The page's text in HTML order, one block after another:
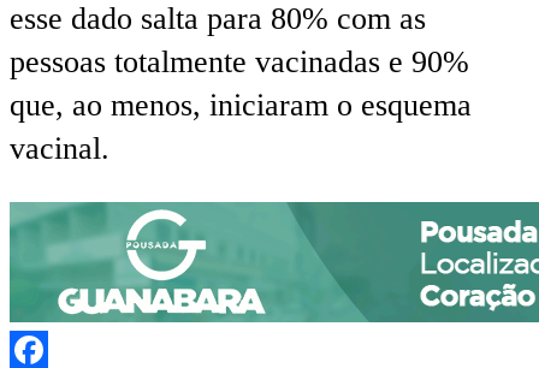
esse dado salta para 80% com as
pessoas totalmente vacinadas e 90%
que, ao menos, iniciaram o esquema
vacinal.